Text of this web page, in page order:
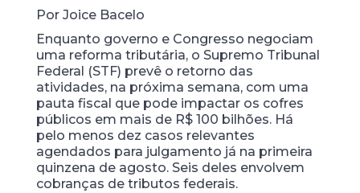
Por Joice Bacelo
Enquanto governo e Congresso negociam
uma reforma tributária, o Supremo Tribunal
Federal (STF) prevê o retorno das
atividades, na próxima semana, com uma
pauta fiscal que pode impactar os cofres
públicos em mais de R$ 100 bilhões. Há
pelo menos dez casos relevantes
agendados para julgamento já na primeira
quinzena de agosto. Seis deles envolvem
cobranças de tributos federais.